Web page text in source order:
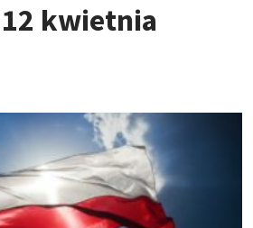
kwietnia